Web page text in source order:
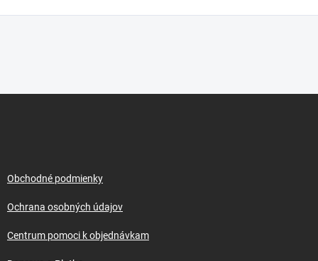
Obchodné podmienky
Ochrana osobných údajov
Centrum pomoci k objednávkam